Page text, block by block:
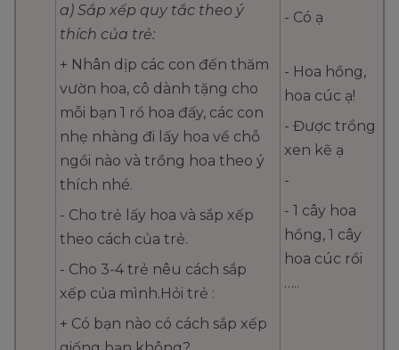
a) Sắp xếp quy tắc theo ý
thích của trẻ:
+ Nhân dịp các con đến thăm
vườn hoa, cô dành tặng cho
mỗi bạn 1 rổ hoa đấy, các con
nhẹ nhàng đi lấy hoa về chỗ
ngồi nào và trồng hoa theo ý
thích nhé.
- Cho trẻ lấy hoa và sắp xếp
theo cách của trẻ.
- Cho 3-4 trẻ nêu cách sắp
xếp của mình.Hỏi trẻ :
+ Có bạn nào có cách sắp xếp
- Có ạ
- Hoa hồng,
hoa cúc ạ!
- Được trồng
xen kẽ ạ
-
- 1 cây hoa
hồng, 1 cây
hoa cúc rồi
…..